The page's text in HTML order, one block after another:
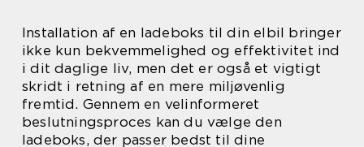
Installation af en ladeboks til din elbil bringer
ikke kun bekvemmelighed og effektivitet ind
i dit daglige liv, men det er også et vigtigt
skridt i retning af en mere miljøvenlig
fremtid. Gennem en velinformeret
beslutningsproces kan du vælge den
ladeboks, der passer bedst til dine